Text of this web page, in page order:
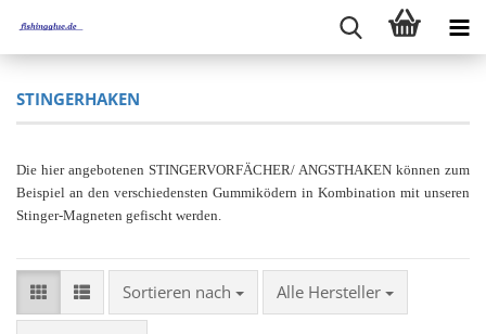
STINGERHAKEN
Die hier angebotenen STINGERVORFÄCHER/ ANGSTHAKEN können zum
Beispiel an den verschiedensten Gummiködern in Kombination mit unseren
Stinger-Magneten gefischt werden.
Sortieren nach
Sortieren nach Alle Hersteller